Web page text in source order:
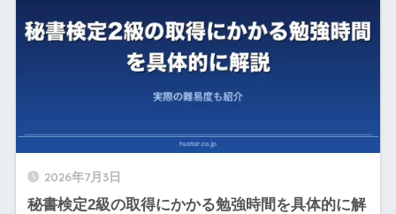
2026年7月3日
秘書検定2級の取得にかかる勉強時間を具体的に解